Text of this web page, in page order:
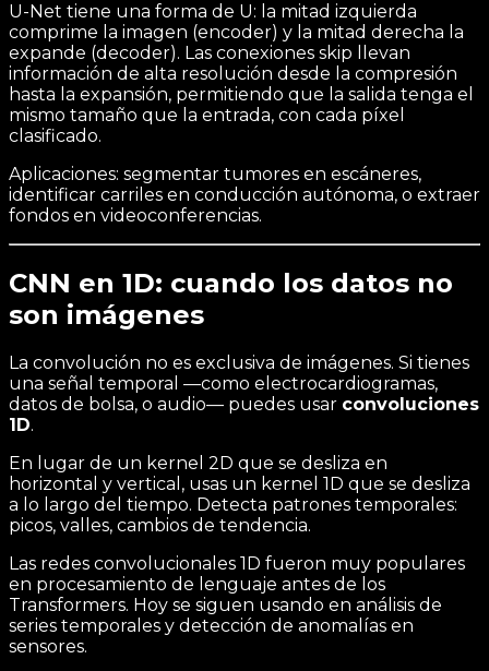
U-Net tiene una forma de U: la mitad izquierda
comprime la imagen (encoder) y la mitad derecha la
expande (decoder). Las conexiones skip llevan
información de alta resolución desde la compresión
hasta la expansión, permitiendo que la salida tenga el
mismo tamaño que la entrada, con cada píxel
clasificado.
Aplicaciones: segmentar tumores en escáneres,
identificar carriles en conducción autónoma, o extraer
fondos en videoconferencias.
CNN en 1D: cuando los datos no
son imágenes
La convolución no es exclusiva de imágenes. Si tienes
una señal temporal —como electrocardiogramas,
datos de bolsa, o audio— puedes usar convoluciones
1D.
En lugar de un kernel 2D que se desliza en
horizontal y vertical, usas un kernel 1D que se desliza
a lo largo del tiempo. Detecta patrones temporales:
picos, valles, cambios de tendencia.
Las redes convolucionales 1D fueron muy populares
en procesamiento de lenguaje antes de los
Transformers. Hoy se siguen usando en análisis de
series temporales y detección de anomalías en
sensores.